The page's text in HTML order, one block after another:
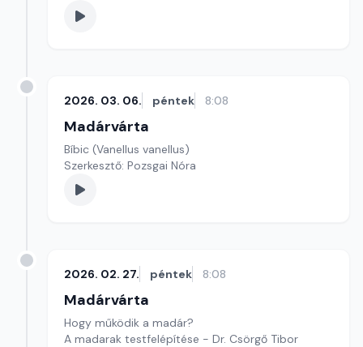
2026. 03. 06. péntek 8:08
Madárvárta
Bíbic (Vanellus vanellus)
Szerkesztő: Pozsgai Nóra
2026. 02. 27. péntek 8:08
Madárvárta
Hogy működik a madár?
A madarak testfelépítése - Dr. Csörgő Tibor